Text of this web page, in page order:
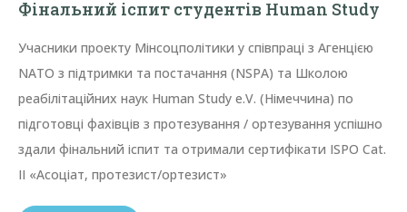
Фінальний іспит студентів Human Study
Учасники проекту Мінсоцполітики у співпраці з Агенцією
NATO з підтримки та постачання (NSPA) та Школою
реабілітаційних наук Human Study e.V. (Німеччина) по
підготовці фахівців з протезування / ортезування успішно
здали фінальний іспит та отримали сертифікати ISPO Cat.
ІІ «Асоціат, протезист/ортезист»